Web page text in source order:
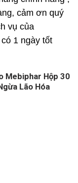
cảm ơn quý
vụ của
1 ngày tốt
Mebiphar Hộp 30
Lão Hóa